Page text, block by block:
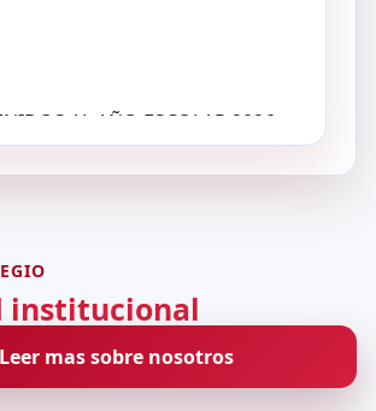
institucional
mas sobre nosotros